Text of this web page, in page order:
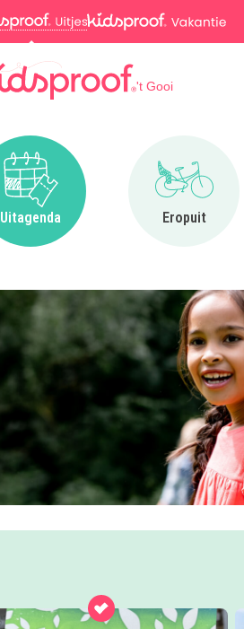
't Gooi
Uitagenda
Ga naar Uitagenda
Eropuit
Ga naar